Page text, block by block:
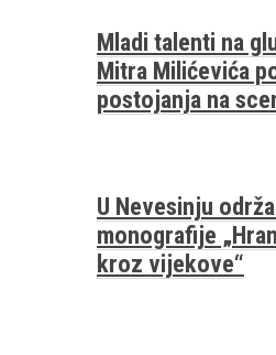
Mladi talenti na
Mitra Milićevića
postojanja na
U Nevesinju
monografije
kroz vijekove“